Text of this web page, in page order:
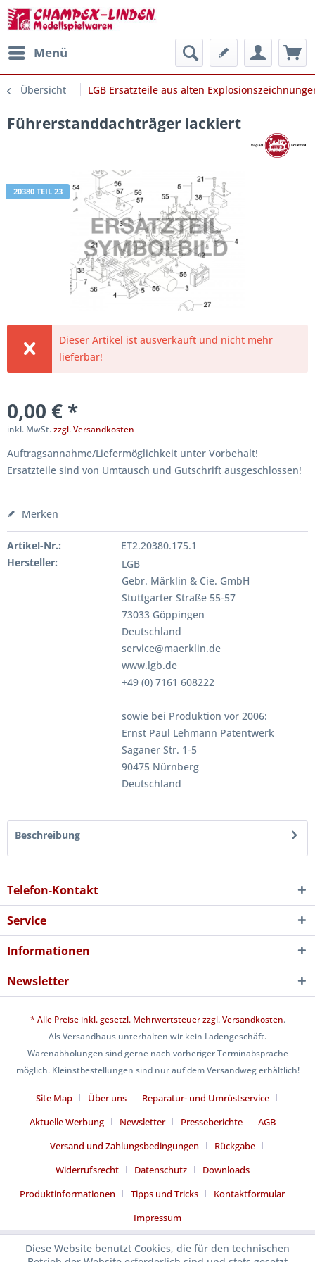
Menü
Übersicht LGB Ersatzteile aus alten
Führerstanddachträger lackiert
20380 TEIL 23
Dieser Artikel ist ausverkauft und nicht mehr
lieferbar!
0,00 € *
inkl. MwSt.zzgl. Versandkosten
Auftragsannahme/Liefermöglichkeit unter Vorbehalt!
Ersatzteile sind von Umtausch und Gutschrift ausgeschlossen!
Merken
Artikel-Nr.:
ET2.20380.175.1
Hersteller:
LGB
Gebr. Märklin & Cie. GmbH
Stuttgarter Straße 55-57
73033 Göppingen
Deutschland
service@maerklin.de
www.lgb.de
+49 (0) 7161 608222
sowie bei Produktion vor 2006:
Ernst Paul Lehmann Patentwerk
Saganer Str. 1-5
90475 Nürnberg
Deutschland
Beschreibung
Telefon-Kontakt
Service
Informationen
Newsletter
* Alle Preise inkl. gesetzl. Mehrwertsteuer zzgl.Versandkosten.
Als Versandhaus unterhalten wir kein Ladengeschäft.
Warenabholungen sind gerne nach vorheriger Terminabsprache
möglich. Kleinstbestellungen sind nur auf dem Versandweg erhältlich!
Site Map Über uns
Reparatur- und Umrüstservice
Aktuelle Werbung
Newsletter Presseberichte
AGB
Versand und Zahlungsbedingungen
Rückgabe
Widerrufsrecht
Datenschutz
Downloads
Produktinformationen
Tipps und Tricks
Kontaktformular
Impressum
Diese Website benutzt Cookies, die für den technischen